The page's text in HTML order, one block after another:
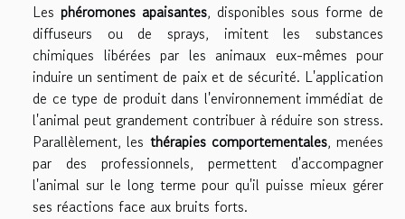
Les phéromones apaisantes, disponibles sous forme de
diffuseurs ou de sprays, imitent les substances
chimiques libérées par les animaux eux-mêmes pour
induire un sentiment de paix et de sécurité. L'application
de ce type de produit dans l'environnement immédiat de
l'animal peut grandement contribuer à réduire son stress.
Parallèlement, les thérapies comportementales, menées
par des professionnels, permettent d'accompagner
l'animal sur le long terme pour qu'il puisse mieux gérer
ses réactions face aux bruits forts.